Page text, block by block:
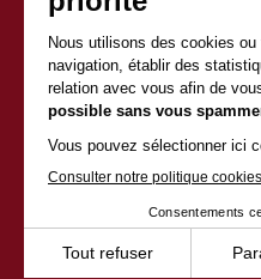
Avec 2500 salariés et
une croissance
qualités de proximité
valeurs fortes et
l’entrepreneuriat et
la construction.